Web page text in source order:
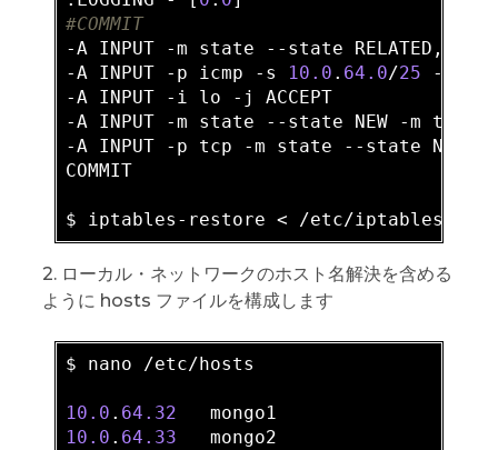
#COMMIT
-A INPUT -m state --state
-A INPUT -p icmp
-s 10.0 . 64.0/25 -j
-A INPUT -i lo -j ACCEPT
-A INPUT -m state --state NEW -m
-A INPUT -p tcp -m state --state NEW
COMMIT
2. ローカル・ネットワークのホスト名解決を含める
ように hosts ファイルを構成します
$ nano /etc/hosts
10.0 . 64.32
10.0 . 64.33